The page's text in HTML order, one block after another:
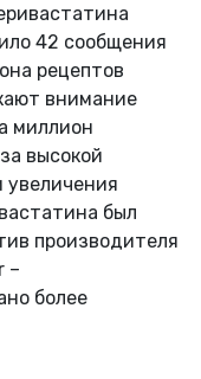
42 сообщения
рецептов
внимание
миллион
высокой
увеличения
был
производителя
–
более